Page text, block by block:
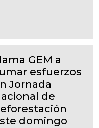
GEM a
esfuerzos
Jornada
de
domingo